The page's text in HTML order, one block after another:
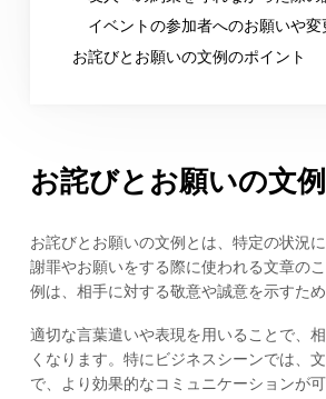
イベントの参加者へのお願いや変
お詫びとお願いの文例のポイント
お詫びとお願いの文
お詫びとお願いの文例とは、特定の状況
謝罪やお願いをする際に使われる文章の
例は、相手に対する敬意や誠意を示すため
適切な言葉遣いや表現を用いることで、
くなります。特にビジネスシーンでは、
で、より効果的なコミュニケーションが可